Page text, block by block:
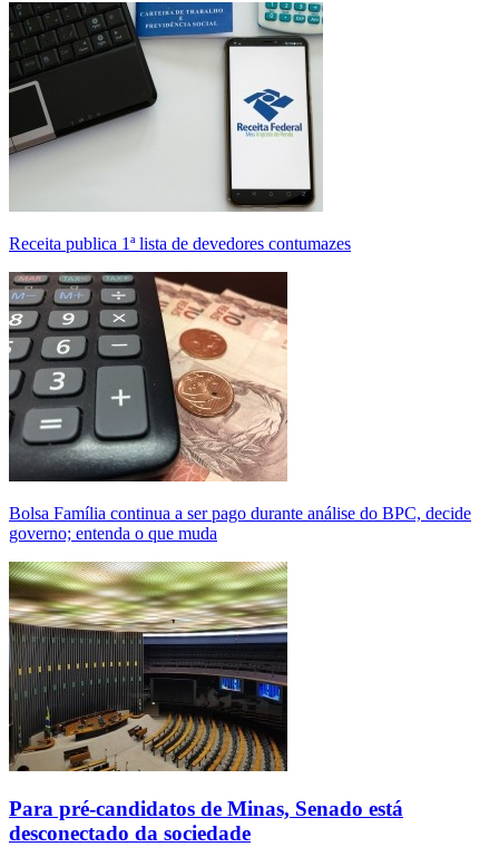
Receita publica 1ª lista de devedores contumazes
Bolsa Família continua a ser pago durante análise do BPC, decide
governo; entenda o que muda
Para pré-candidatos de Minas, Senado está
desconectado da sociedade